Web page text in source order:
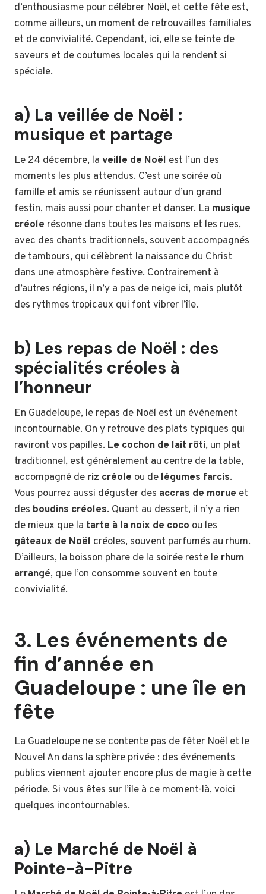
d’enthousiasme pour célébrer Noël, et cette fête est,
comme ailleurs, un moment de retrouvailles familiales
et de convivialité. Cependant, ici, elle se teinte de
saveurs et de coutumes locales qui la rendent si
spéciale.
a) La veillée de Noël :
musique et partage
Le 24 décembre, la veille de Noël est l’un des
moments les plus attendus. C’est une soirée où
famille et amis se réunissent autour d’un grand
festin, mais aussi pour chanter et danser. La musique
créole résonne dans toutes les maisons et les rues,
avec des chants traditionnels, souvent accompagnés
de tambours, qui célèbrent la naissance du Christ
dans une atmosphère festive. Contrairement à
d’autres régions, il n’y a pas de neige ici, mais plutôt
des rythmes tropicaux qui font vibrer l’île.
b) Les repas de Noël : des
spécialités créoles à
l’honneur
En Guadeloupe, le repas de Noël est un événement
incontournable. On y retrouve des plats typiques qui
raviront vos papilles. Le cochon de lait rôti, un plat
traditionnel, est généralement au centre de la table,
accompagné de riz créole ou de légumes farcis.
Vous pourrez aussi déguster des accras de morue et
des boudins créoles. Quant au dessert, il n’y a rien
de mieux que la tarte à la noix de coco ou les
gâteaux de Noël créoles, souvent parfumés au rhum.
D’ailleurs, la boisson phare de la soirée reste le rhum
arrangé, que l’on consomme souvent en toute
convivialité.
3. Les événements de
fin d’année en
Guadeloupe : une île en
fête
La Guadeloupe ne se contente pas de fêter Noël et le
Nouvel An dans la sphère privée ; des événements
publics viennent ajouter encore plus de magie à cette
période. Si vous êtes sur l’île à ce moment-là, voici
quelques incontournables.
a) Le Marché de Noël à
Pointe-à-Pitre